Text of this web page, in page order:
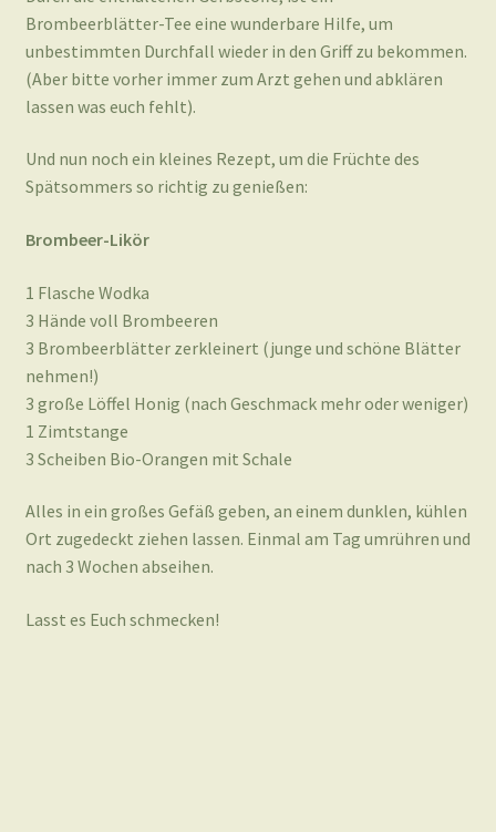
Brombeerblätter-Tee eine wunderbare Hilfe, um
unbestimmten Durchfall wieder in den Griff zu bekommen.
(Aber bitte vorher immer zum Arzt gehen und abklären
lassen was euch fehlt).
Und nun noch ein kleines Rezept, um die Früchte des
Spätsommers so richtig zu genießen:
Brombeer-Likör
1 Flasche Wodka
3 Hände voll Brombeeren
3 Brombeerblätter zerkleinert (junge und schöne Blätter
nehmen!)
3 große Löffel Honig (nach Geschmack mehr oder weniger)
1 Zimtstange
3 Scheiben Bio-Orangen mit Schale
Alles in ein großes Gefäß geben, an einem dunklen, kühlen
Ort zugedeckt ziehen lassen. Einmal am Tag umrühren und
nach 3 Wochen abseihen.
Lasst es Euch schmecken!